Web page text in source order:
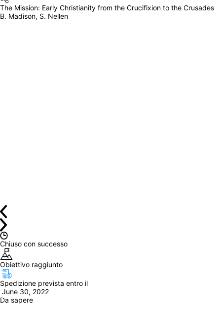
The Mission: Early Christianity from the Crucifixion to the Crusades
B. Madison, S. Nellen
Chiuso con successo
Obiettivo raggiunto
Spedizione prevista entro il
June 30, 2022
Da sapere